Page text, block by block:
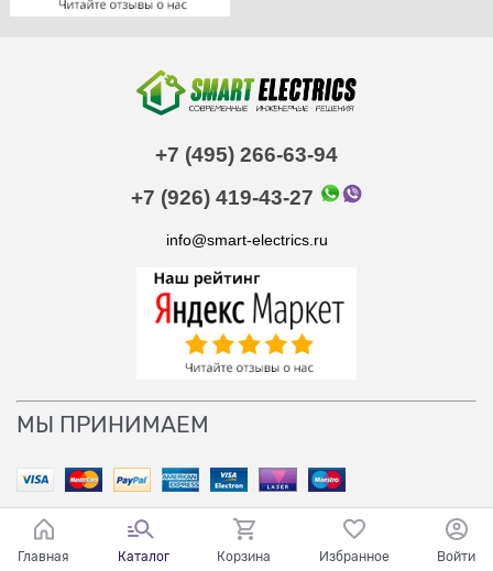
+7 (495) 266-63-94
+7 (926) 419-43-27
info@smart-electrics.ru
МЫ ПРИНИМАЕМ
Главная Каталог Корзина Избранное Войти